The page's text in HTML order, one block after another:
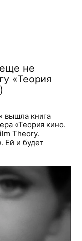
не
«Теория
вышла книга
«Теория кино.
Theory.
Ей и будет